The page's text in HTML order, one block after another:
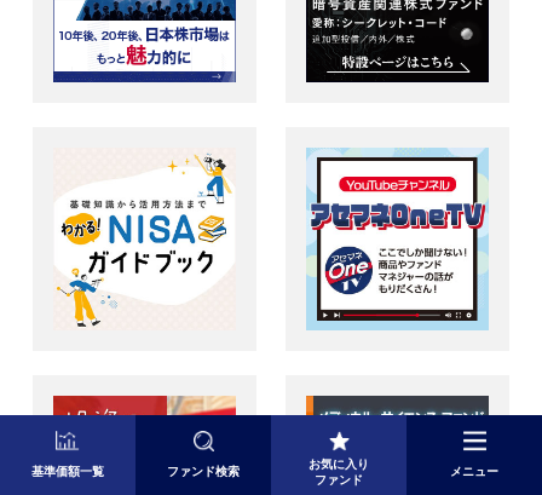
基準価額一覧 ファンド検索
お気に入り
ファンド
メニュー